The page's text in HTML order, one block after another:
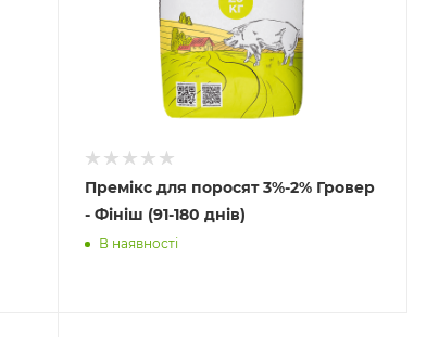
Премікс для поросят 3%-2% Гровер
- Фініш (91-180 днів)
В наявності